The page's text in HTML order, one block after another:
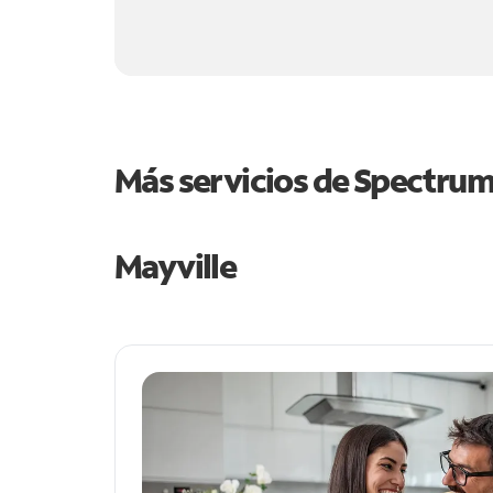
Más servicios de
Mayville